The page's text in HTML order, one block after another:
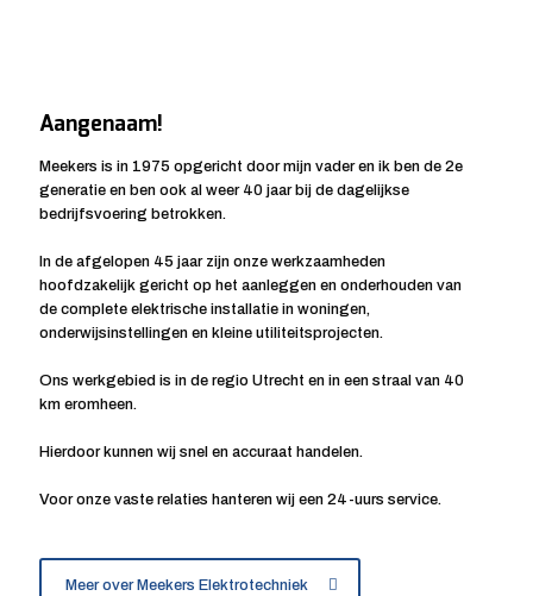
Aangenaam!
Meekers is in 1975 opgericht door mijn vader en ik ben de 2e
generatie en ben ook al weer 40 jaar bij de dagelijkse
bedrijfsvoering betrokken.
In de afgelopen 45 jaar zijn onze werkzaamheden
hoofdzakelijk gericht op het aanleggen en onderhouden van
de complete elektrische installatie in woningen,
onderwijsinstellingen en kleine utiliteitsprojecten.
Ons werkgebied is in de regio Utrecht en in een straal van 40
km eromheen.
Hierdoor kunnen wij snel en accuraat handelen.
Voor onze vaste relaties hanteren wij een 24-uurs service.
Meer over Meekers Elektrotechniek